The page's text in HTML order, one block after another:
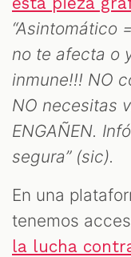
“Asintomático
no te afecta o
inmune!!! NO
NO necesitas
ENGAÑEN.
segura” (sic).
En una
tenemos
la lucha